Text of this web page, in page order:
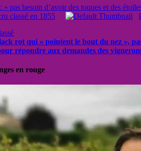
pas besoin d’avoir des toques et des
classé en 1855
rot qui « pointent le bout du nez »,
répondre aux demandes des
en rouge